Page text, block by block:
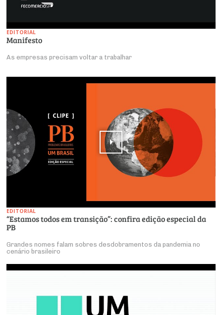
EDITORIAL
Manifesto
As empresas precisam voltar a trabalhar
EDITORIAL
“Estamos todos em transição”: confira edição especial da
PB
Grandes nomes falam sobres desdobramentos da pandemia no
cenário brasileiro